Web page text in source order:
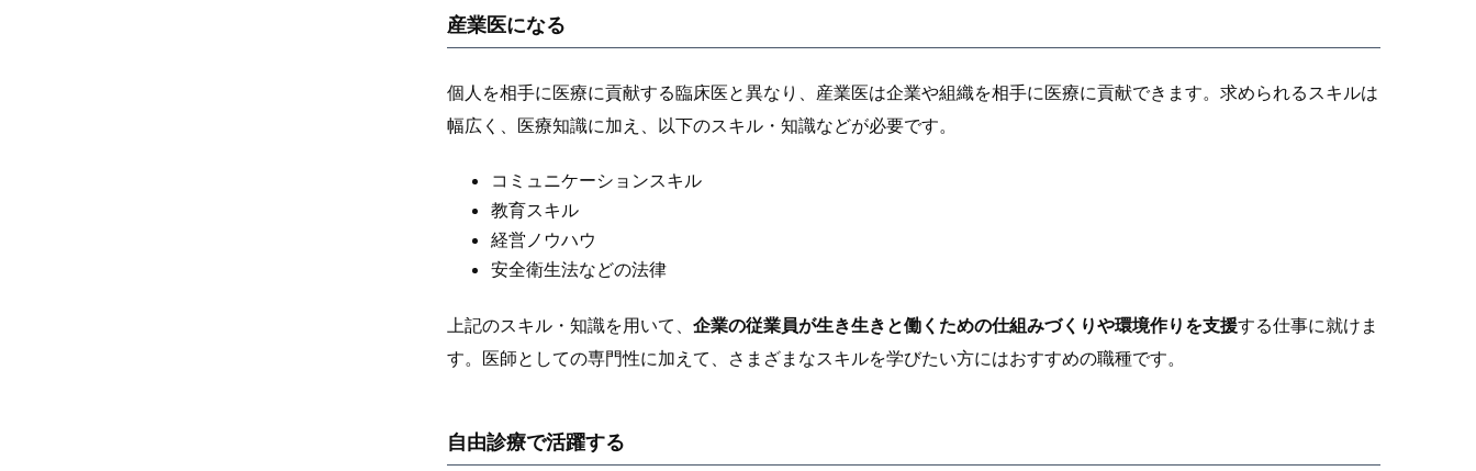
産業医になる
個人を相手に医療に貢献する臨床医と異なり、産業医は企業や組織を相手に医療に貢献できます。求められるスキルは
幅広く、医療知識に加え、以下のスキル・知識などが必要です。
コミュニケーションスキル
教育スキル
経営ノウハウ
安全衛生法などの法律
上記のスキル・知識を用いて、 企業の従業員が生き生きと働くための仕組みづくりや環境作りを支援する仕事に就けま
す。医師としての専門性に加えて、さまざまなスキルを学びたい方にはおすすめの職種です。
自由診療で活躍する